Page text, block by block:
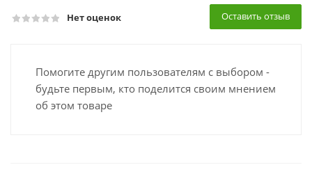
Нет оценок Оставить отзыв
Помогите другим пользователям с выбором -
будьте первым, кто поделится своим мнением
об этом товаре